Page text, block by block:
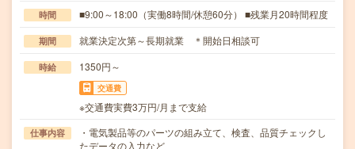
時間 ■9:00～18:00（実働8時間/休憩60分） ■残業月20時間程度
期間 就業決定次第～長期就業 ＊開始日相談可
時給 1350円～
交通費
※交通費実費3万円/月まで支給
仕事内容
・電気製品等のパーツの組み立て、検査、品質チェックし
たデータの入力など